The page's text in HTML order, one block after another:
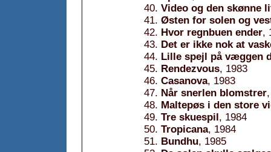
Video og den skønne
Østen for solen og
Hvor regnbuen ender,
Det er ikke nok at
Lille spejl på væggen
Rendezvous, 1983
Casanova, 1983
Når snerlen blomstrer
Maltepøs i den store
Tre skuespil, 1984
Tropicana, 1984
Bundhu, 1985